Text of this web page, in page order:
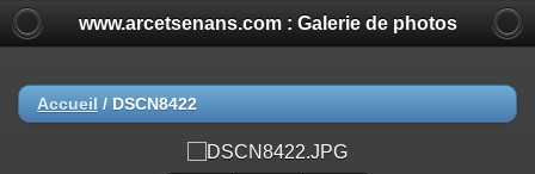
www.arcetsenans.com : Galerie de photos
Accueil / DSCN8422